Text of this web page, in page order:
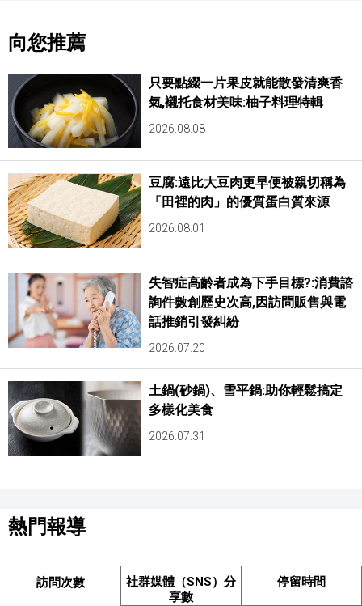
向您推薦
只要點綴一片果皮就能散發清爽香
氣,襯托食材美味:柚子料理特輯
2026.08.08
豆腐:遠比大豆肉更早便被親切稱為
「田裡的肉」的優質蛋白質來源
2026.08.01
失智症高齡者成為下手目標?:消費諮
詢件數創歷史次高,因訪問販售與電
話推銷引發糾紛
2026.07.20
土鍋(砂鍋)、雪平鍋:助你輕鬆搞定
多樣化美食
2026.07.31
熱門報導
訪問次數
社群媒體（SNS）分
享數
停留時間